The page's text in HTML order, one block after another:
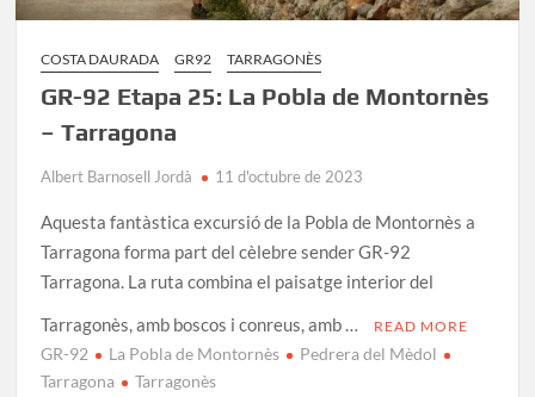
COSTA DAURADA GR92 TARRAGONÈS
GR-92 Etapa 25: La Pobla de Montornès
– Tarragona
Albert Barnosell Jordà 11 d'octubre de 2023
Aquesta fantàstica excursió de la Pobla de Montornès a
Tarragona forma part del cèlebre sender GR-92
Tarragona. La ruta combina el paisatge interior del
Tarragonès, amb boscos i conreus, amb …
READ MORE
GR-92 La Pobla de Montornès
Pedrera del Mèdol
Tarragona
Tarragonès